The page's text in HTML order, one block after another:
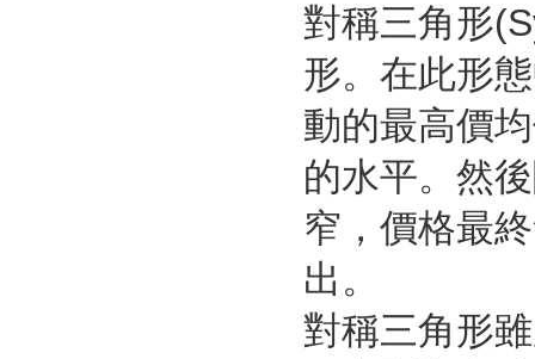
對稱三角形
形。在此形
動的最高價
的水平。然
窄，價格最
出。
對稱三角形